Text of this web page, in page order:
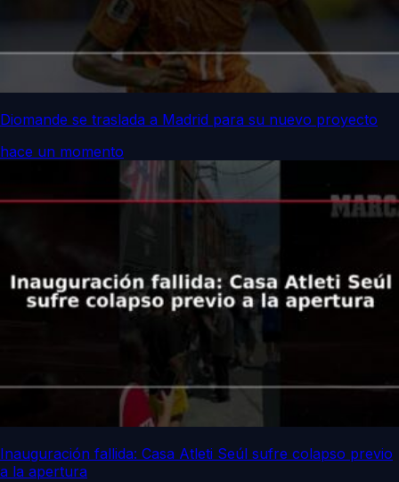
Diomande se traslada a Madrid para su nuevo proyecto
hace un momento
Inauguración fallida: Casa Atleti Seúl sufre colapso previo
a la apertura